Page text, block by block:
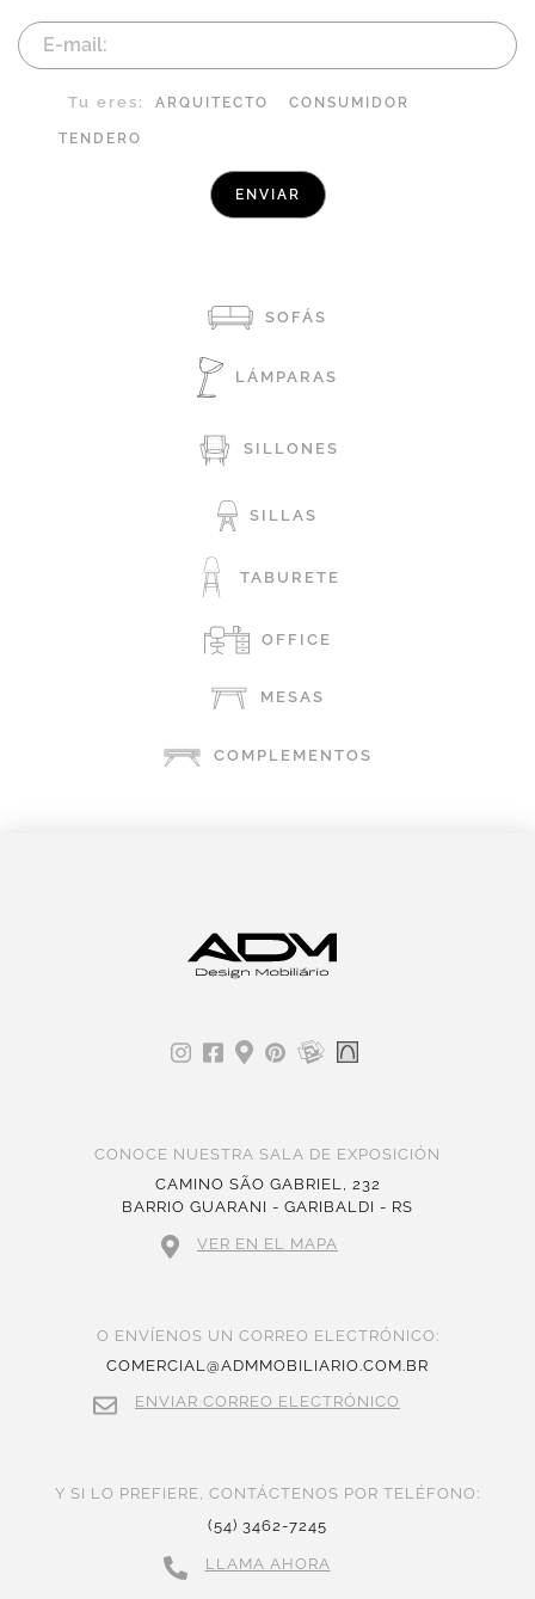
Tu eres: ARQUITECTO CONSUMIDOR
TENDERO
SOFÁS
LÁMPARAS
SILLONES
SILLAS
TABURETE
OFFICE
MESAS
COMPLEMENTOS
CONOCE NUESTRA SALA DE EXPOSICIÓN
CAMINO SÃO GABRIEL, 232
BARRIO GUARANI - GARIBALDI - RS
VER EN EL MAPA
O ENVÍENOS UN CORREO ELECTRÓNICO:
COMERCIAL@ADMMOBILIARIO.COM.BR
ENVIAR CORREO ELECTRÓNICO
Y SI LO PREFIERE, CONTÁCTENOS POR TELÉFONO:
(54) 3462-7245
LLAMA AHORA